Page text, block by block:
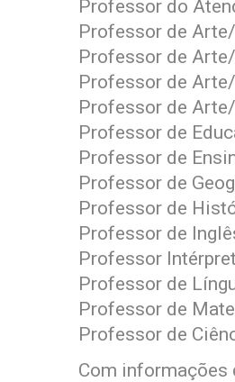
Professor do
Professor de
Professor de
Professor de
Professor de
Professor de
Professor de
Professor de
Professor de
Professor de
Professor
Professor de
Professor de
Professor de
Com informações